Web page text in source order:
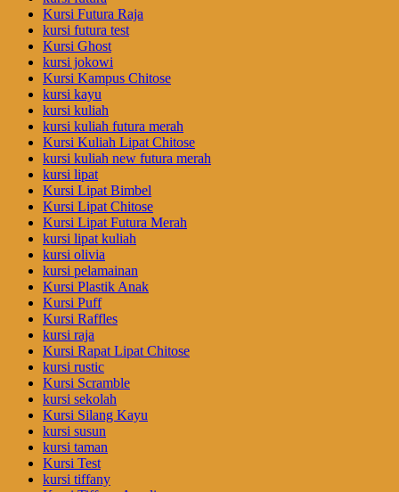
Kursi Futura Raja
kursi futura test
Kursi Ghost
kursi jokowi
Kursi Kampus Chitose
kursi kayu
kursi kuliah
kursi kuliah futura merah
Kursi Kuliah Lipat Chitose
kursi kuliah new futura merah
kursi lipat
Kursi Lipat Bimbel
Kursi Lipat Chitose
Kursi Lipat Futura Merah
kursi lipat kuliah
kursi olivia
kursi pelamainan
Kursi Plastik Anak
Kursi Puff
Kursi Raffles
kursi raja
Kursi Rapat Lipat Chitose
kursi rustic
Kursi Scramble
kursi sekolah
Kursi Silang Kayu
kursi susun
kursi taman
Kursi Test
kursi tiffany